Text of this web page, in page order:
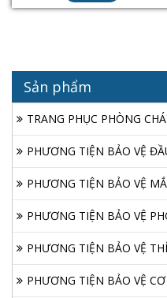
Sản phẩm
TRANG PHỤC PHÒNG
PHƯƠNG TIỆN BẢO VỆ
PHƯƠNG TIỆN BẢO VỆ
PHƯƠNG TIỆN BẢO VỆ
PHƯƠNG TIỆN BẢO VỆ
PHƯƠNG TIỆN BẢO VỆ